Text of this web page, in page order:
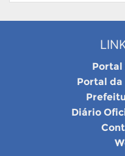
Portal
Portal da
Diário